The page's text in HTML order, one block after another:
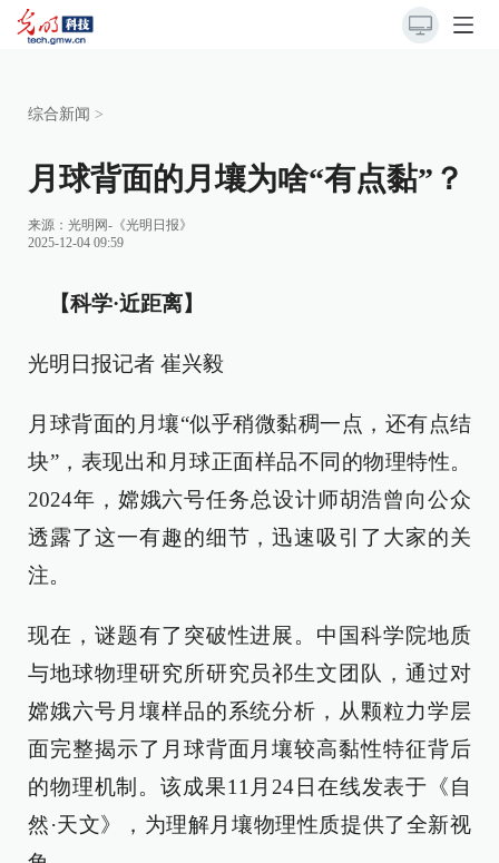
综合新闻 >
月球背面的月壤为啥“有点黏”？
来源： 光明网-《光明日报》
2025-12-04 09:59
【科学·近距离】
光明日报记者 崔兴毅
月球背面的月壤“似乎稍微黏稠一点，还有点结
块”，表现出和月球正面样品不同的物理特性。
2024年，嫦娥六号任务总设计师胡浩曾向公众
透露了这一有趣的细节，迅速吸引了大家的关
注。
现在，谜题有了突破性进展。中国科学院地质
与地球物理研究所研究员祁生文团队，通过对
嫦娥六号月壤样品的系统分析，从颗粒力学层
面完整揭示了月球背面月壤较高黏性特征背后
的物理机制。该成果11月24日在线发表于《自
然·天文》，为理解月壤物理性质提供了全新视